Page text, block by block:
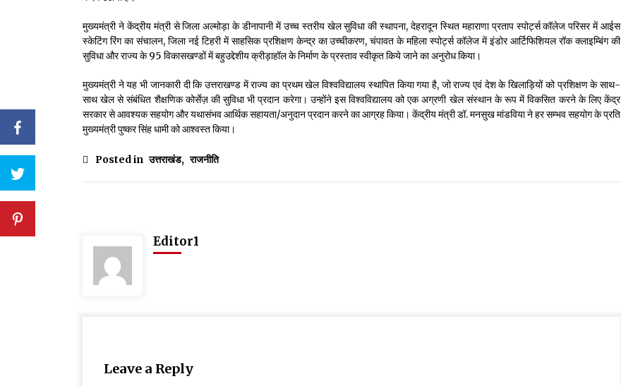
मुख्यमंत्री ने केंद्रीय मंत्री से जिला अल्मोड़ा के डीनापानी में उच्च स्तरीय खेल सुविधा की स्थापना, देहरादून स्थित महाराणा प्रताप स्पोर्ट्स कॉलेज परिसर में आईस
स्केटिंग रिंग का संचालन, जिला नई टिहरी में साहसिक प्रशिक्षण केन्द्र का उच्चीकरण, चंपावत के महिला स्पोर्ट्स कॉलेज में इंडोर आर्टिफिशियल रॉक क्लाइम्बिंग की
सुविधा और राज्य के 95 विकासखण्डों में बहुउद्देशीय क्रीड़ाहॉल के निर्माण के प्रस्ताव स्वीकृत किये जाने का अनुरोध किया।
मुख्यमंत्री ने यह भी जानकारी दी कि उत्तराखण्ड में राज्य का प्रथम खेल विश्वविद्यालय स्थापित किया गया है, जो राज्य एवं देश के खिलाड़ियों को प्रशिक्षण के साथ-
साथ खेल से संबंधित शैक्षणिक कोर्सेज़ की सुविधा भी प्रदान करेगा। उन्होंने इस विश्वविद्यालय को एक अग्रणी खेल संस्थान के रूप में विकसित करने के लिए केंद्र
सरकार से आवश्यक सहयोग और यथासंभव आर्थिक सहायता/अनुदान प्रदान करने का आग्रह किया। केंद्रीय मंत्री डॉ. मनसुख मांडविया ने हर सम्भव सहयोग के प्रति
मुख्यमंत्री पुष्कर सिंह धामी को आश्वस्त किया।
Posted in उत्तराखंड, राजनीति
Editor1
Leave a Reply